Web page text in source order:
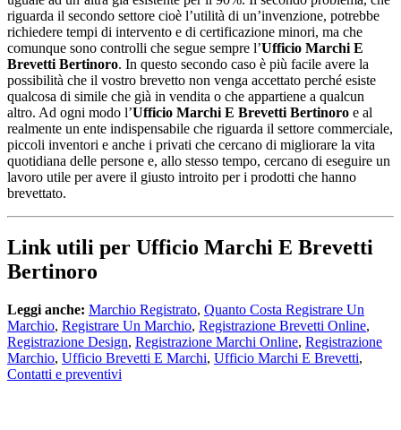
riguarda il secondo settore cioè l’utilità di un’invenzione, potrebbe
richiedere tempi di intervento e di certificazione minori, ma che
comunque sono controlli che segue sempre l’Ufficio Marchi E
Brevetti Bertinoro. In questo secondo caso è più facile avere la
possibilità che il vostro brevetto non venga accettato perché esiste
qualcosa di simile che già in vendita o che appartiene a qualcun
altro. Ad ogni modo l’Ufficio Marchi E Brevetti Bertinoro e al
realmente un ente indispensabile che riguarda il settore commerciale,
piccoli inventori e anche i privati che cercano di migliorare la vita
quotidiana delle persone e, allo stesso tempo, cercano di eseguire un
lavoro utile per avere il giusto introito per i prodotti che hanno
brevettato.
Link utili per Ufficio Marchi E Brevetti
Bertinoro
Leggi anche: Marchio Registrato, Quanto Costa Registrare Un
Marchio, Registrare Un Marchio, Registrazione Brevetti Online,
Registrazione Design, Registrazione Marchi Online, Registrazione
Marchio, Ufficio Brevetti E Marchi, Ufficio Marchi E Brevetti,
Contatti e preventivi